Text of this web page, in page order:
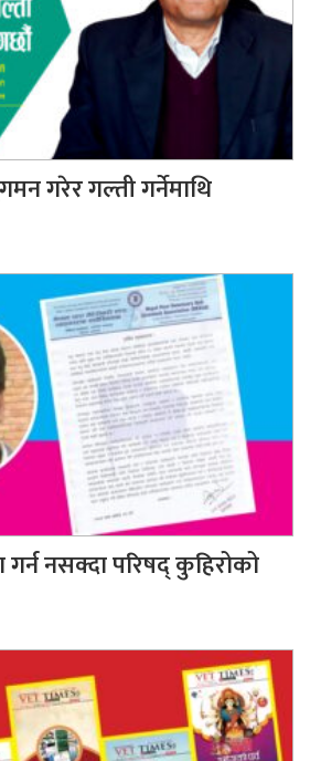
गरेर गल्ती गर्नेमाथि
गर्न नसक्दा परिषद् कुहिरोको